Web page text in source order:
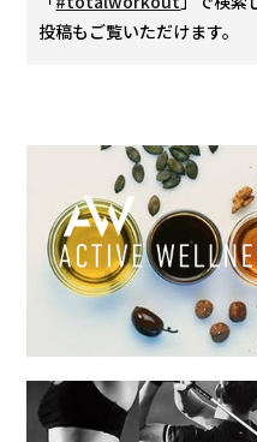
投稿もご覧いただけます。